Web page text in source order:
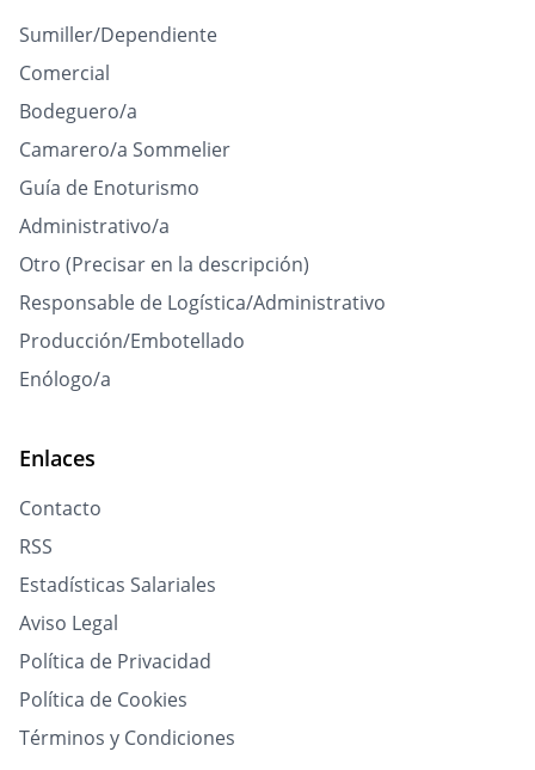
Sumiller/Dependiente
Comercial
Bodeguero/a
Camarero/a Sommelier
Guía de Enoturismo
Administrativo/a
Otro (Precisar en la descripción)
Responsable de Logística/Administrativo
Producción/Embotellado
Enólogo/a
Enlaces
Contacto
RSS
Estadísticas Salariales
Aviso Legal
Política de Privacidad
Política de Cookies
Términos y Condiciones